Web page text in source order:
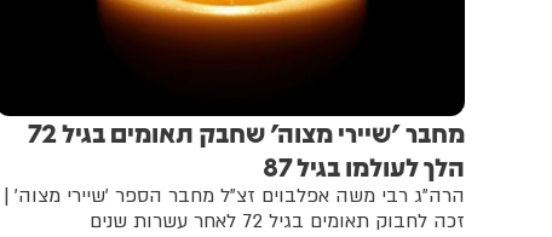
מחבר 'שיירי מצוה' שחבק תאומים בגיל 72
הלך לעולמו בגיל 87
הרה"ג רבי משה אפלבוים זצ"ל מחבר הספר 'שיירי מצוה' |
זכה לחבוק תאומים בגיל 72 לאחר עשרות שנים